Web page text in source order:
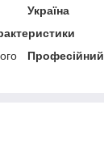
Україна
Професійний